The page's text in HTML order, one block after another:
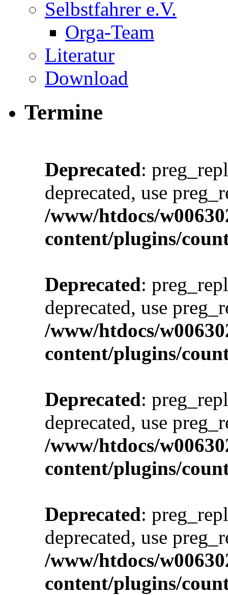
Selbstfahrer e.V.
Orga-Team
Literatur
Download
Termine
Deprecated:
deprecated, use
/www/htdocs/
content/plugins/
Deprecated:
deprecated, use
/www/htdocs/
content/plugins/
Deprecated:
deprecated, use
/www/htdocs/
content/plugins/
Deprecated:
deprecated, use
/www/htdocs/
content/plugins/